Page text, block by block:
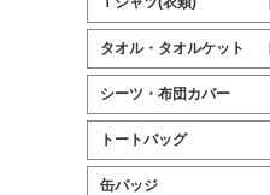
タオル・タオルケット
シーツ・布団カバー
トートバッグ
缶バッジ